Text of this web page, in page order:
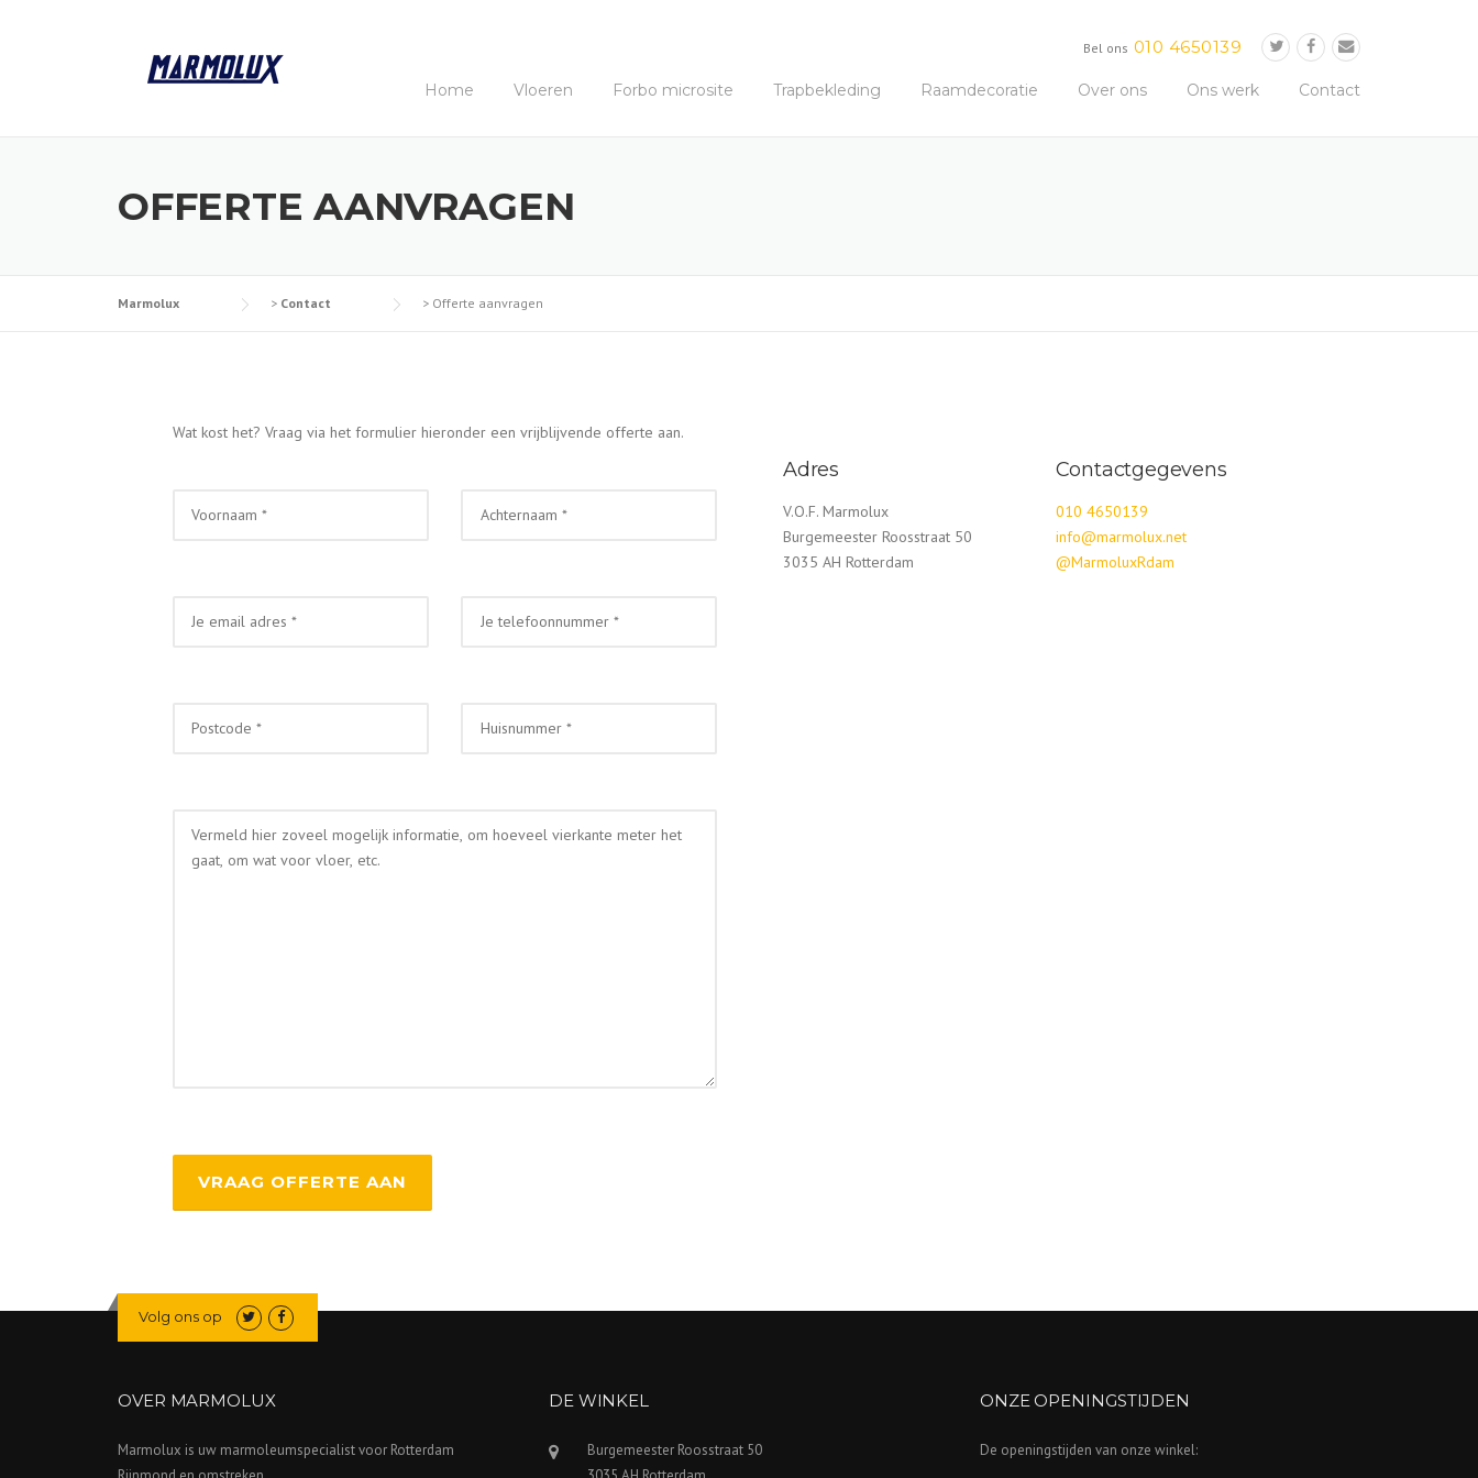
Bel ons 010 4650139
Home Vloeren Forbo microsite Trapbekleding Raamdecoratie Over ons Ons werk Contact
OFFERTE AANVRAGEN
Marmolux > Contact > Offerte aanvragen
Wat kost het? Vraag via het formulier hieronder een vrijblijvende offerte aan.
Adres
V.O.F. Marmolux
Burgemeester Roosstraat 50
3035 AH Rotterdam
Contactgegevens
010 4650139
info@marmolux.net
@MarmoluxRdam
Volg ons op
OVER MARMOLUX
Marmolux is uw marmoleumspecialist voor Rotterdam
DE WINKEL
Burgemeester Roosstraat 50
ONZE OPENINGSTIJDEN
De openingstijden van onze winkel: